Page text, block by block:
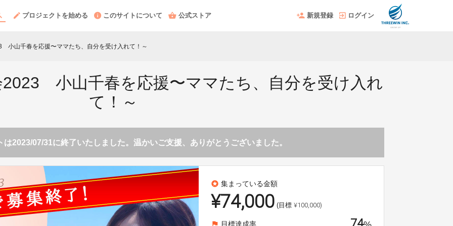
プロジェクトを始める このサイトについて 公式ストア 新規登録 ログイン
小山千春を応援〜ママたち、自分を受け入れて！～
小山千春を応援〜ママたち、自分を受け入れ
て！～
は2023/07/31に終了いたしました。温かいご支援、ありがとうございました。
stars 集まっている金額
¥74,000 (目標 ¥100,000)
flag 目標達成率 74